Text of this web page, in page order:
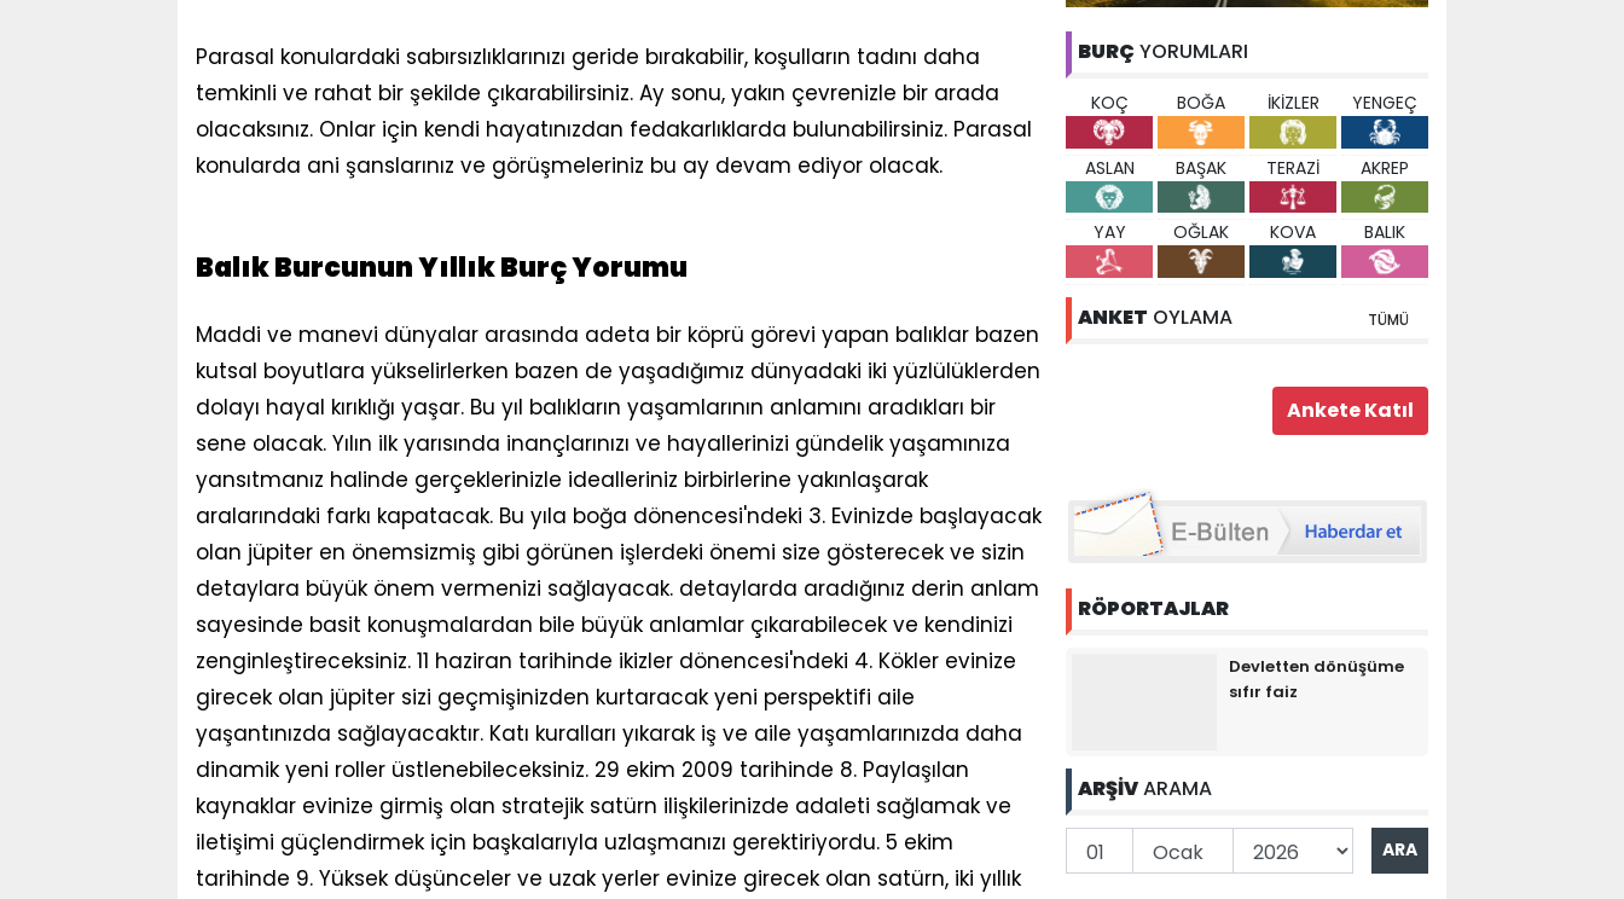
Parasal konulardaki sabırsızlıklarınızı geride bırakabilir, koşulların tadını daha
temkinli ve rahat bir şekilde çıkarabilirsiniz. Ay sonu, yakın çevrenizle bir arada
olacaksınız. Onlar için kendi hayatınızdan fedakarlıklarda bulunabilirsiniz. Parasal
konularda ani şanslarınız ve görüşmeleriniz bu ay devam ediyor olacak.
Balık Burcunun Yıllık Burç Yorumu
Maddi ve manevi dünyalar arasında adeta bir köprü görevi yapan balıklar bazen
kutsal boyutlara yükselirlerken bazen de yaşadığımız dünyadaki iki yüzlülüklerden
dolayı hayal kırıklığı yaşar. Bu yıl balıkların yaşamlarının anlamını aradıkları bir
sene olacak. Yılın ilk yarısında inançlarınızı ve hayallerinizi gündelik yaşamınıza
yansıtmanız halinde gerçeklerinizle idealleriniz birbirlerine yakınlaşarak
aralarındaki farkı kapatacak. Bu yıla boğa dönencesi'ndeki 3. Evinizde başlayacak
olan jüpiter en önemsizmiş gibi görünen işlerdeki önemi size gösterecek ve sizin
detaylara büyük önem vermenizi sağlayacak. detaylarda aradığınız derin anlam
sayesinde basit konuşmalardan bile büyük anlamlar çıkarabilecek ve kendinizi
zenginleştireceksiniz. 11 haziran tarihinde ikizler dönencesi'ndeki 4. Kökler evinize
girecek olan jüpiter sizi geçmişinizden kurtaracak yeni perspektifi aile
yaşantınızda sağlayacaktır. Katı kuralları yıkarak iş ve aile yaşamlarınızda daha
dinamik yeni roller üstlenebileceksiniz. 29 ekim 2009 tarihinde 8. Paylaşılan
kaynaklar evinize girmiş olan stratejik satürn ilişkilerinizde adaleti sağlamak ve
iletişimi güçlendirmek için başkalarıyla uzlaşmanızı gerektiriyordu. 5 ekim
tarihinde 9. Yüksek düşünceler ve uzak yerler evinize girecek olan satürn, iki yıllık
BURÇ YORUMLARI
KOÇ BOĞA İKİZLER YENGEÇ
ASLAN BAŞAK TERAZİ AKREP
YAY OĞLAK KOVA BALIK
ANKET OYLAMA TÜMÜ
RÖPORTAJLAR
Devletten dönüşüme
sıfır faiz
ARŞİVARAMA